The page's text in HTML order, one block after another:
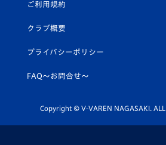
平和祈念活動
ホームタウン活動
スクール
ヴィヴィくんインスタグラム
公式LINE＠
ご利用規約
クラブ概要
プライバシーポリシー
FAQ〜お問合せ〜
Copyright © V-VAREN NAGASAKI. ALL